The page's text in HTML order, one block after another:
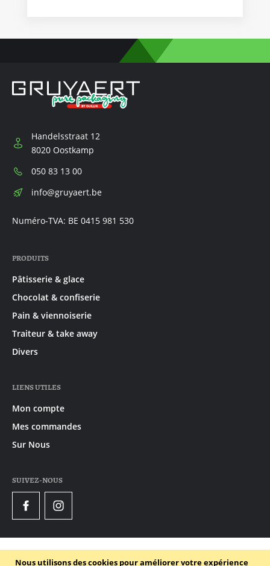
Nous utilisons des cookies pour améliorer votre expérience
Handelsstraat 12
8020 Oostkamp
Téléphone:
050 83 13 00
E-
info@gruyaert.be
Numéro-TVA: BE 0415 981 530
PRODUITS
Pâtisserie & glace
Chocolat & confiserie
Pain & viennoiserie
Traiteur & take away
Divers
LIENS UTILES
Mon compte
Mes commandes
Sur Nous
SUIVEZ-NOUS
FacebookInstagram